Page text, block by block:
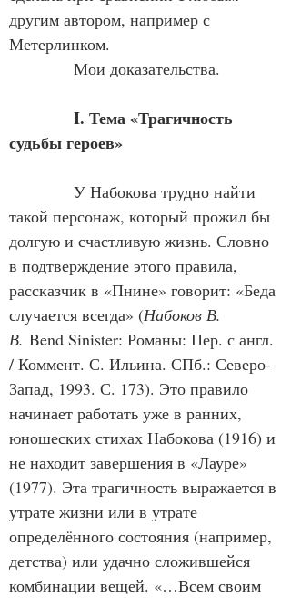
другим автором, например с
Метерлинком.
Мои доказательства.
I. Тема «Трагичность
судьбы героев»
У Набокова трудно найти
такой персонаж, который прожил бы
долгую и счастливую жизнь. Словно
в подтверждение этого правила,
рассказчик в «Пнине» говорит: «Беда
случается всегда» (Набоков В.
В. Bend Sinister: Романы: Пер. с англ.
/ Коммент. С. Ильина. СПб.: Северо-
Запад, 1993. С. 173). Это правило
начинает работать уже в ранних,
юношеских стихах Набокова (1916) и
не находит завершения в «Лауре»
(1977). Эта трагичность выражается в
утрате жизни или в утрате
определённого состояния (например,
детства) или удачно сложившейся
комбинации вещей. «…Всем своим